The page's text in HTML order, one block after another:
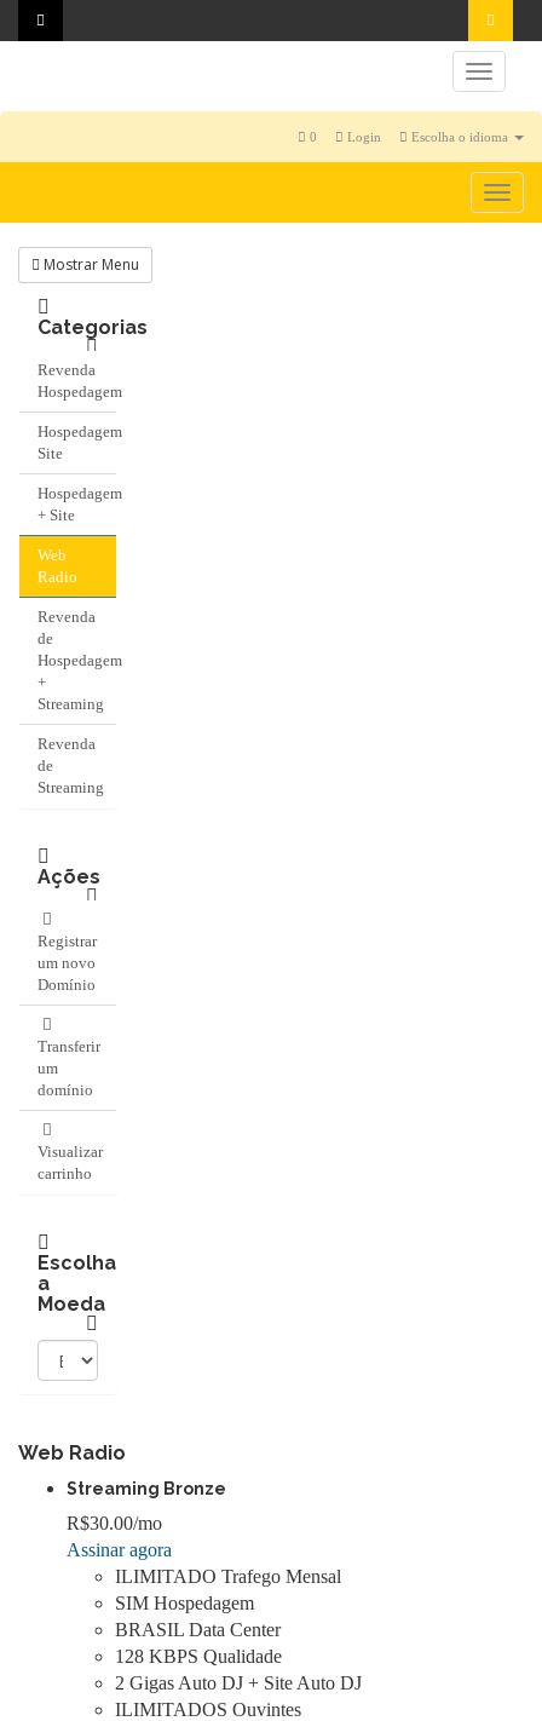
Toggle
Escolha o idioma
Login
0
Mostrar Menu
Categorias
Revenda
Hospedagem
Hospedagem
Site
Hospedagem
+ Site
Web
Radio
Revenda
de
Hospedagem
+
Streaming
Revenda
de
Streaming
Ações
Registrar
um novo
Domínio
Transferir
um
domínio
Visualizar
carrinho
Escolha
a
Moeda
Web Radio
Streaming Bronze
R$30.00/mo
Assinar agora
ILIMITADO Trafego Mensal
SIM Hospedagem
BRASIL Data Center
128 KBPS Qualidade
2 Gigas Auto DJ + Site Auto DJ
ILIMITADOS Ouvintes